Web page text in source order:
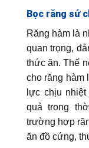
Bọc răng sứ
Răng hàm là
quan trọng,
thức ăn. Thế
cho răng hàm
lực chịu
quả trong
trường hợp
ăn đồ cứng,